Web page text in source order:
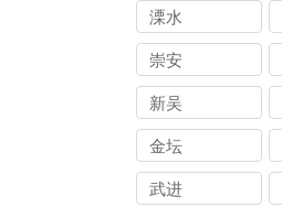
溧水
崇安
新吴
金坛
武进